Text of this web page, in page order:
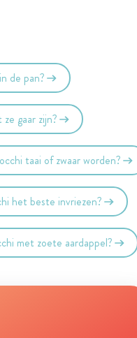
de pan?
gaar zijn?
taai of zwaar worden?
het beste invriezen?
met zoete aardappel?